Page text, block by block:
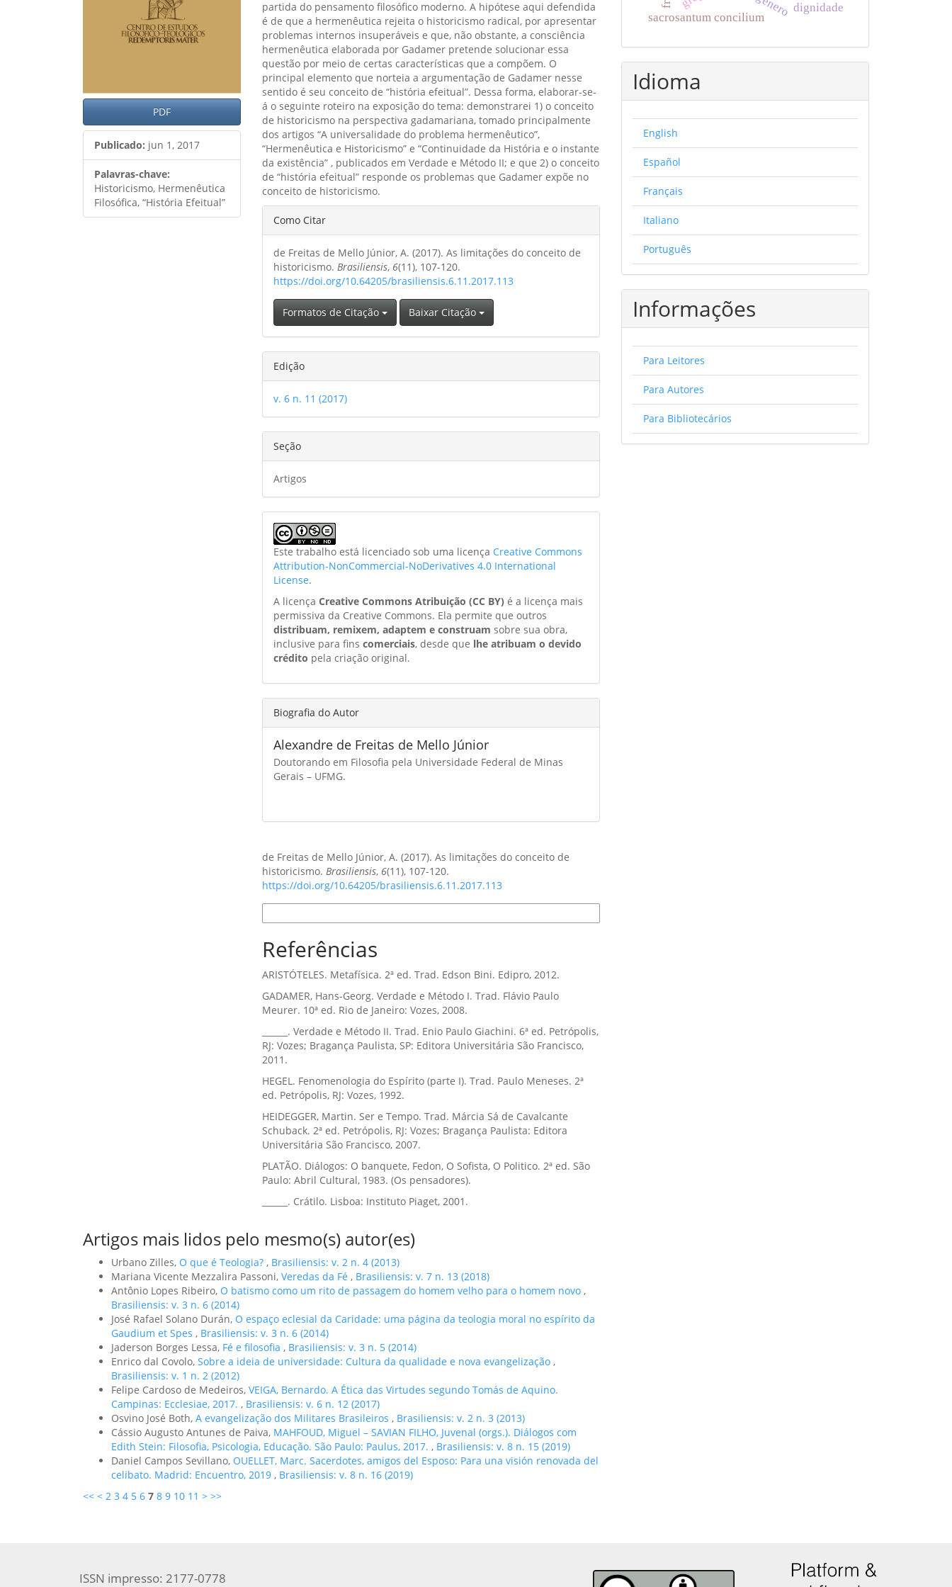
PDF
Publicado: jun 1, 2017
Palavras-chave:
Historicismo, Hermenêutica
Filosófica, “História Efeitual”
partida do pensamento filosófico moderno. A hipótese aqui defendida
é de que a hermenêutica rejeita o historicismo radical, por apresentar
problemas internos insuperáveis e que, não obstante, a consciência
hermenêutica elaborada por Gadamer pretende solucionar essa
questão por meio de certas características que a compõem. O
principal elemento que norteia a argumentação de Gadamer nesse
sentido é seu conceito de “história efeitual”. Dessa forma, elaborar-se-
á o seguinte roteiro na exposição do tema: demonstrarei 1) o conceito
de historicismo na perspectiva gadamariana, tomado principalmente
dos artigos “A universalidade do problema hermenêutico”,
“Hermenêutica e Historicismo” e “Continuidade da História e o instante
da existência” , publicados em Verdade e Método II; e que 2) o conceito
de “história efeitual” responde os problemas que Gadamer expõe no
conceito de historicismo.
Detalhes
do
artigo
Como Citar
de Freitas de Mello Júnior, A. (2017). As limitações do conceito de
historicismo.Brasiliensis, 6(11), 107-120.
https://doi.org/10.64205/brasiliensis.6.11.2017.113
Formatos de Citação Baixar Citação
Edição
v. 6 n. 11 (2017)
Seção
Artigos
Este trabalho está licenciado sob uma licença Creative Commons
Attribution-NonCommercial-NoDerivatives 4.0 International
License.
A licençaCreative Commons Atribuição (CC BY) é a licença mais
permissiva da Creative Commons. Ela permite que outros
distribuam, remixem, adaptem e construam sobre sua obra,
inclusive para finscomerciais, desde que lhe atribuam o devido
crédito pela criação original.
Biografia do Autor
Alexandre de Freitas de Mello Júnior
Doutorando em Filosofia pela Universidade Federal de Minas
Gerais – UFMG.
de Freitas de Mello Júnior, A. (2017). As limitações do conceito de
historicismo.Brasiliensis, 6(11), 107-120.
https://doi.org/10.64205/brasiliensis.6.11.2017.113
Referências
ARISTÓTELES. Metafísica. 2ª ed. Trad. Edson Bini. Edipro, 2012.
GADAMER, Hans-Georg. Verdade e Método I. Trad. Flávio Paulo
Meurer. 10ª ed. Rio de Janeiro: Vozes, 2008.
______. Verdade e Método II. Trad. Enio Paulo Giachini. 6ª ed. Petrópolis,
RJ: Vozes; Bragança Paulista, SP: Editora Universitária São Francisco,
2011.
HEGEL. Fenomenologia do Espírito (parte I). Trad. Paulo Meneses. 2ª
ed. Petrópolis, RJ: Vozes, 1992.
HEIDEGGER, Martin. Ser e Tempo. Trad. Márcia Sá de Cavalcante
Schuback. 2ª ed. Petrópolis, RJ: Vozes; Bragança Paulista: Editora
Universitária São Francisco, 2007.
PLATÃO. Diálogos: O banquete, Fedon, O Sofista, O Politico. 2ª ed. São
Paulo: Abril Cultural, 1983. (Os pensadores).
______. Crátilo. Lisboa: Instituto Piaget, 2001.
Artigos mais lidos pelo mesmo(s) autor(es)
Urbano Zilles, O que é Teologia? , Brasiliensis: v. 2 n. 4 (2013)
Mariana Vicente Mezzalira Passoni, Veredas da Fé , Brasiliensis: v. 7 n. 13 (2018)
Antônio Lopes Ribeiro, O batismo como um rito de passagem do homem velho para o homem novo ,
Brasiliensis: v. 3 n. 6 (2014)
José Rafael Solano Durán, O espaço eclesial da Caridade: uma página da teologia moral no espírito da
Gaudium et Spes , Brasiliensis: v. 3 n. 6 (2014)
Jaderson Borges Lessa, Fé e filosofia , Brasiliensis: v. 3 n. 5 (2014)
Enrico dal Covolo, Sobre a ideia de universidade: Cultura da qualidade e nova evangelização ,
Brasiliensis: v. 1 n. 2 (2012)
Felipe Cardoso de Medeiros, VEIGA, Bernardo. A Ética das Virtudes segundo Tomás de Aquino.
Campinas: Ecclesiae, 2017. , Brasiliensis: v. 6 n. 12 (2017)
Osvino José Both, A evangelização dos Militares Brasileiros , Brasiliensis: v. 2 n. 3 (2013)
Cássio Augusto Antunes de Paiva, MAHFOUD, Miguel – SAVIAN FILHO, Juvenal (orgs.). Diálogos com
Edith Stein: Filosofia, Psicologia, Educação. São Paulo: Paulus, 2017. , Brasiliensis: v. 8 n. 15 (2019)
Daniel Campos Sevillano, OUELLET, Marc. Sacerdotes, amigos del Esposo: Para una visión renovada del
celibato. Madrid: Encuentro, 2019 , Brasiliensis: v. 8 n. 16 (2019)
<< < 2 3 4 5 6 7 8 9 10 11 > >>
sacrosantum concilium
dignidade
Idioma
English
Español
Français
Italiano
Português
Informações
Para Leitores
Para Autores
Para Bibliotecários
ISSN impresso: 2177-0778